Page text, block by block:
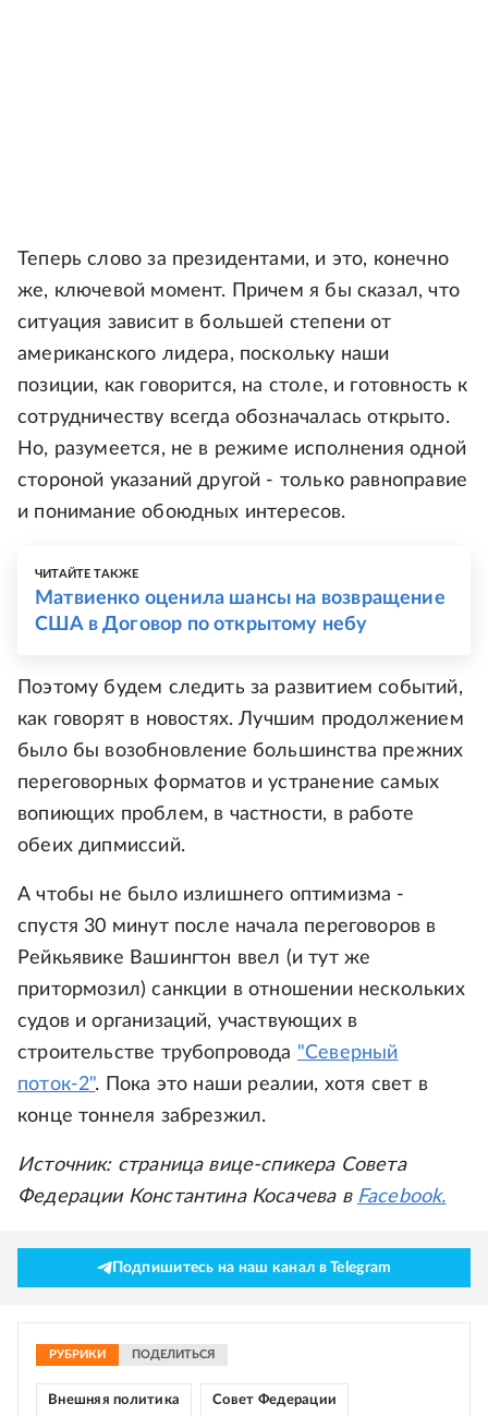
Теперь слово за президентами, и это, конечно
же, ключевой момент. Причем я бы сказал, что
ситуация зависит в большей степени от
американского лидера, поскольку наши
позиции, как говорится, на столе, и готовность к
сотрудничеству всегда обозначалась открыто.
Но, разумеется, не в режиме исполнения одной
стороной указаний другой - только равноправие
и понимание обоюдных интересов.
ЧИТАЙТЕ ТАКЖЕ
Матвиенко оценила шансы на возвращение
США в Договор по открытому небу
Поэтому будем следить за развитием событий,
как говорят в новостях. Лучшим продолжением
было бы возобновление большинства прежних
переговорных форматов и устранение самых
вопиющих проблем, в частности, в работе
обеих дипмиссий.
А чтобы не было излишнего оптимизма -
спустя 30 минут после начала переговоров в
Рейкьявике Вашингтон ввел (и тут же
притормозил) санкции в отношении нескольких
судов и организаций, участвующих в
строительстве трубопровода "Северный
поток-2". Пока это наши реалии, хотя свет в
конце тоннеля забрезжил.
Источник: страница вице-спикера Совета
Федерации Константина Косачева в Facebook.
Подпишитесь на наш канал в Telegram
РУБРИКИ ПОДЕЛИТЬСЯ
Внешняя политика Совет Федерации